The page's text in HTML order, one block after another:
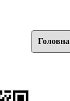
Головна